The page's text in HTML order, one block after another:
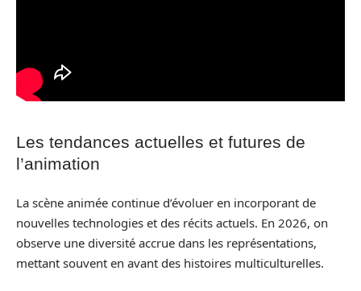
Les tendances actuelles et futures de
l’animation
La scène animée continue d’évoluer en incorporant de
nouvelles technologies et des récits actuels. En 2026, on
observe une diversité accrue dans les représentations,
mettant souvent en avant des histoires multiculturelles.